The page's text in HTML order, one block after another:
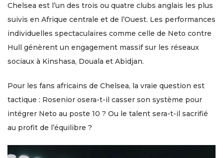
Chelsea est l’un des trois ou quatre clubs anglais les plus
suivis en Afrique centrale et de l’Ouest. Les performances
individuelles spectaculaires comme celle de Neto contre
Hull génèrent un engagement massif sur les réseaux
sociaux à Kinshasa, Douala et Abidjan.
Pour les fans africains de Chelsea, la vraie question est
tactique : Rosenior osera-t-il casser son système pour
intégrer Neto au poste 10 ? Ou le talent sera-t-il sacrifié
au profit de l’équilibre ?